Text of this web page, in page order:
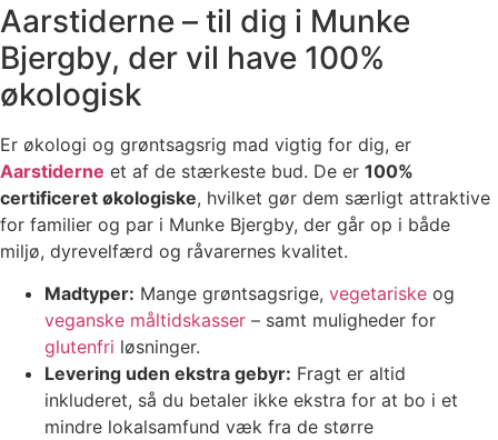
Aarstiderne – til dig i Munke
Bjergby, der vil have 100%
økologisk
Er økologi og grøntsagsrig mad vigtig for dig, er
Aarstiderne et af de stærkeste bud. De er 100%
certificeret økologiske, hvilket gør dem særligt attraktive
for familier og par i Munke Bjergby, der går op i både
miljø, dyrevelfærd og råvarernes kvalitet.
Madtyper: Mange grøntsagsrige, vegetariske og
veganske måltidskasser – samt muligheder for
glutenfri løsninger.
Levering uden ekstra gebyr: Fragt er altid
inkluderet, så du betaler ikke ekstra for at bo i et
mindre lokalsamfund væk fra de større